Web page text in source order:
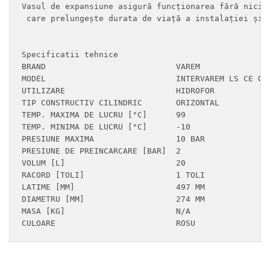
Vasul de expansiune asigură funcționarea fără
care prelungește durata de viață a instalației și
Specificatii tehnice
BRAND	                        VAREM
MODEL	                        INTERVAREM LS CE ORIZONTAL
UTILIZARE	                HIDROFOR
TIP CONSTRUCTIV	CILINDRIC       ORIZONTAL
TEMP. MAXIMA DE LUCRU [°C]	99
TEMP. MINIMA DE LUCRU [°C]	-10
PRESIUNE MAXIMA	                10 BAR
PRESIUNE DE PREINCARCARE [BAR]	2
VOLUM [L]	                20
RACORD [TOLI]	                1 TOLI
LATIME [MM]	                497 MM
DIAMETRU [MM]	                274 MM
MASA [KG]	                N/A
CULOARE	                        ROSU